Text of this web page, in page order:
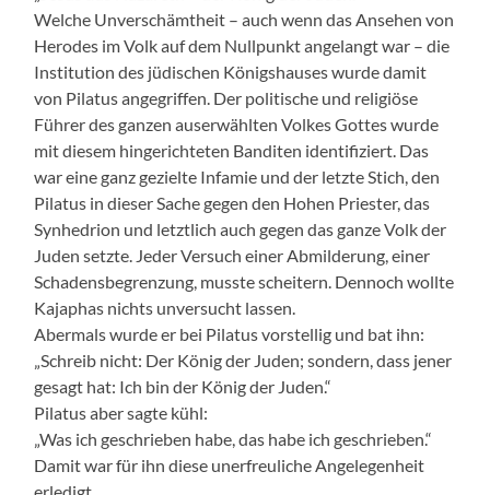
Welche Unverschämtheit – auch wenn das Ansehen von
Herodes im Volk auf dem Nullpunkt angelangt war – die
Institution des jüdischen Königshauses wurde damit
von Pilatus angegriffen. Der politische und religiöse
Führer des ganzen auserwählten Volkes Gottes wurde
mit diesem hingerichteten Banditen identifiziert. Das
war eine ganz gezielte Infamie und der letzte Stich, den
Pilatus in dieser Sache gegen den Hohen Priester, das
Synhedrion und letztlich auch gegen das ganze Volk der
Juden setzte. Jeder Versuch einer Abmilderung, einer
Schadensbegrenzung, musste scheitern. Dennoch wollte
Kajaphas nichts unversucht lassen.
Abermals wurde er bei Pilatus vorstellig und bat ihn:
„Schreib nicht: Der König der Juden; sondern, dass jener
gesagt hat: Ich bin der König der Juden.“
Pilatus aber sagte kühl:
„Was ich geschrieben habe, das habe ich geschrieben.“
Damit war für ihn diese unerfreuliche Angelegenheit
erledigt.